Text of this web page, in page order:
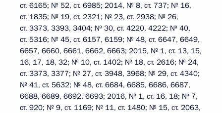
ст. 6165; № 52, ст. 6985; 2014, № 8, ст. 737; № 16,
ст. 1835; № 19, ст. 2321; № 23, ст. 2938; № 26,
ст. 3373, 3393, 3404; № 30, ст. 4220, 4222; № 40,
ст. 5316; № 45, ст. 6157, 6159; № 48, ст. 6647, 6649,
6657, 6660, 6661, 6662, 6663; 2015, № 1, ст. 13, 15,
16, 17, 18, 32; № 10, ст. 1402; № 18, ст. 2616; № 24,
ст. 3373, 3377; № 27, ст. 3948, 3968; № 29, ст. 4340;
№ 41, ст. 5632; № 48, ст. 6684, 6685, 6686, 6687,
6688, 6689, 6692, 6693; 2016, № 1, ст. 16, 18; № 7,
ст. 920; № 9, ст. 1169; № 11, ст. 1480; № 15, ст. 2063,